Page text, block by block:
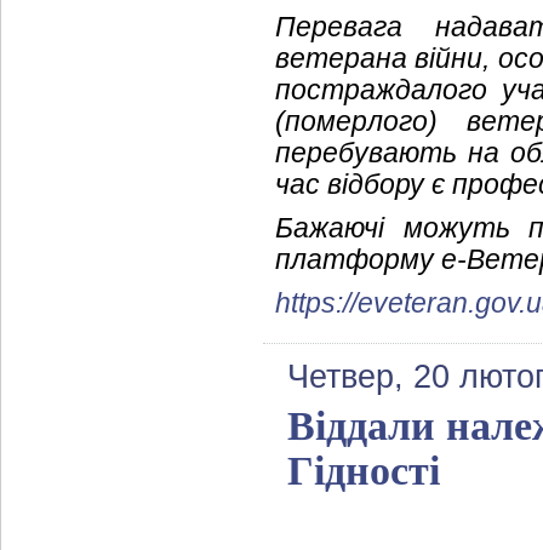
Перевага
ветерана війни,
постраждалого
(померлого)
перебувають на
час відбору є
Бажаючі можуть
платформу е-
https://
Четвер, 20
Віддали
Гідності